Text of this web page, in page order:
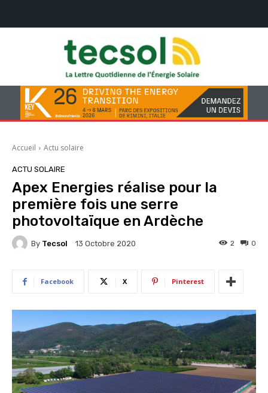
Accueil Actu solaire
ACTU SOLAIRE
Apex Energies réalise pour la
première fois une serre
photovoltaïque en Ardèche
By Tecsol 13 Octobre 2020 0
2
Facebook X Pinterest